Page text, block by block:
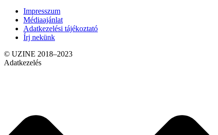
Impresszum
Médiaajánlat
Adatkezelési tájékoztató
Írj nekünk
© UZINE 2018–2023
Adatkezelés